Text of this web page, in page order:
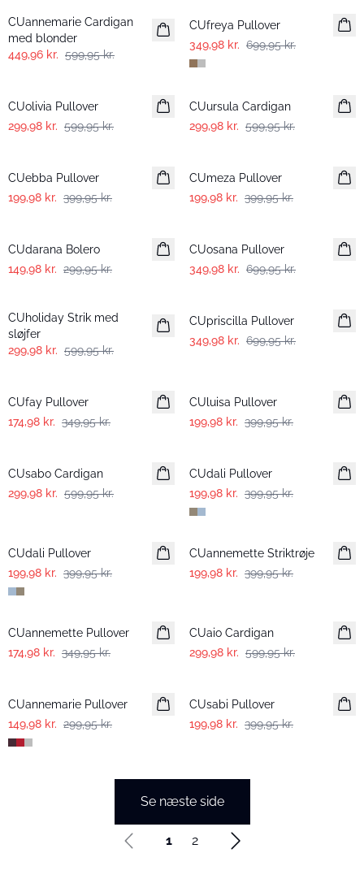
CUannemarie Cardigan
med blonder
449,96 kr. 599,95 kr.
CUfreya Pullover
349,98 kr. 699,95 kr.
CUolivia Pullover
299,98 kr. 599,95 kr.
CUursula Cardigan
299,98 kr. 599,95 kr.
CUebba Pullover
199,98 kr. 399,95 kr.
CUmeza Pullover
199,98 kr. 399,95 kr.
CUdarana Bolero
149,98 kr. 299,95 kr.
CUosana Pullover
349,98 kr. 699,95 kr.
CUholiday Strik med
sløjfer
299,98 kr. 599,95 kr.
CUpriscilla Pullover
349,98 kr. 699,95 kr.
CUfay Pullover
174,98 kr. 349,95 kr.
CUluisa Pullover
199,98 kr. 399,95 kr.
CUsabo Cardigan
299,98 kr. 599,95 kr.
CUdali Pullover
199,98 kr. 399,95 kr.
CUdali Pullover
199,98 kr. 399,95 kr.
-50%
CUannemette Striktrøje
199,98 kr. 399,95 kr.
-50%
CUannemette Pullover
174,98 kr. 349,95 kr.
CUaio Cardigan
299,98 kr. 599,95 kr.
CUannemarie Pullover
149,98 kr. 299,95 kr.
CUsabi Pullover
199,98 kr. 399,95 kr.
Se næste side
1 2